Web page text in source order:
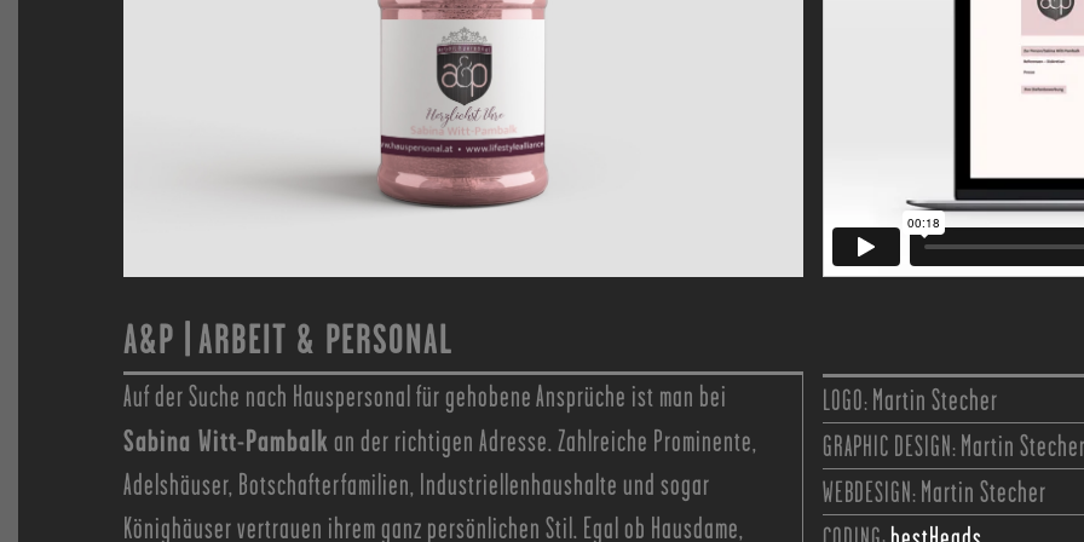
A&P | ARBEIT & PERSONAL
Auf der Suche nach Hauspersonal für gehobene Ansprüche ist man bei
Sabina Witt-Pambalk an der richtigen Adresse. Zahlreiche Prominente,
Adelshäuser, Botschafterfamilien, Industriellenhaushalte und sogar
Könighäuser vertrauen ihrem ganz persönlichen Stil. Egal ob Hausdame,
LOGO:Martin Stecher
GRAPHIC DESIGN:Martin
WEBDESIGN:Martin Stecher